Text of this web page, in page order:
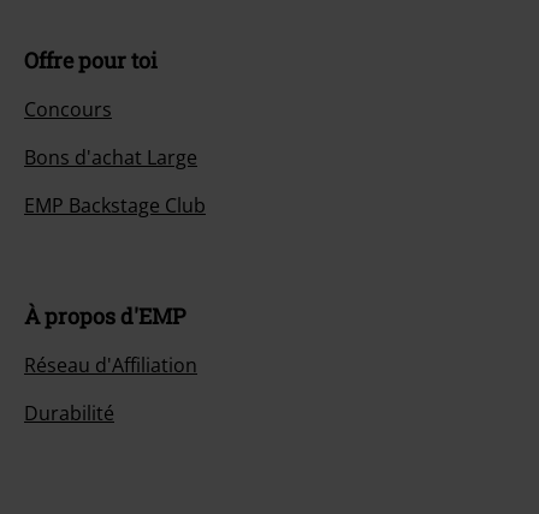
Offre pour toi
Concours
Bons d'achat Large
EMP Backstage Club
À propos d'EMP
Réseau d'Affiliation
Durabilité